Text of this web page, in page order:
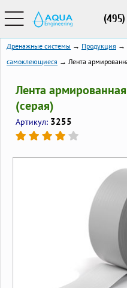
Дренажные системы → Продукция →
самоклеющиеся → Лента
Лента
(серая)
Артикул: 3255